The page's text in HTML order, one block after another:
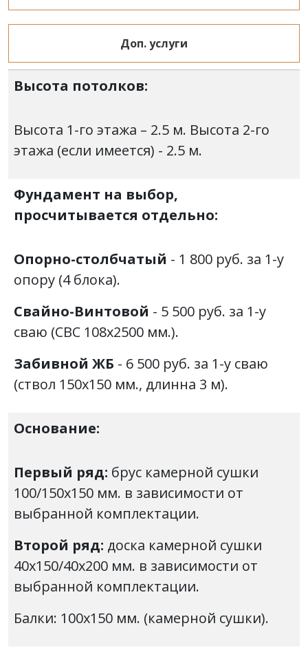
Доп. услуги
Высота потолков:
Высота 1-го этажа – 2.5 м. Высота 2-го
этажа (если имеется) - 2.5 м.
Фундамент на выбор,
просчитывается отдельно:
Опорно-столбчатый - 1 800 руб. за 1-у
опору (4 блока).
Свайно-Винтовой - 5 500 руб. за 1-у
сваю (СВС 108х2500 мм.).
Забивной ЖБ - 6 500 руб. за 1-у сваю
(ствол 150х150 мм., длинна 3 м).
Основание:
Первый ряд: брус камерной сушки
100/150х150 мм. в зависимости от
выбранной комплектации.
Второй ряд: доска камерной сушки
40х150/40х200 мм. в зависимости от
выбранной комплектации.
Балки: 100х150 мм. (камерной сушки).